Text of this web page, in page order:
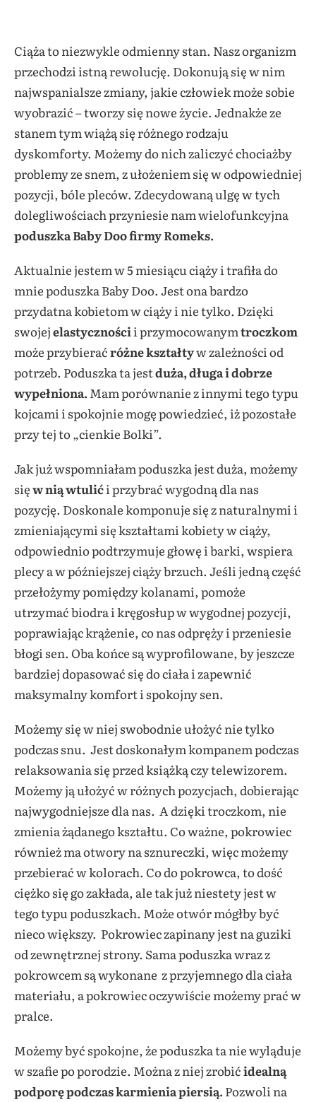
Ciąża to niezwykle odmienny stan. Nasz organizm
przechodzi istną rewolucję. Dokonują się w nim
najwspanialsze zmiany, jakie człowiek może sobie
wyobrazić – tworzy się nowe życie. Jednakże ze
stanem tym wiążą się różnego rodzaju
dyskomforty. Możemy do nich zaliczyć chociażby
problemy ze snem, z ułożeniem się w odpowiedniej
pozycji, bóle pleców. Zdecydowaną ulgę w tych
dolegliwościach przyniesie nam wielofunkcyjna
poduszka Baby Doo firmy Romeks.
Aktualnie jestem w 5 miesiącu ciąży i trafiła do
mnie poduszka Baby Doo. Jest ona bardzo
przydatna kobietom w ciąży i nie tylko. Dzięki
swojejelastycznościi przymocowanymtroczkom
może przybieraćróżne kształtyw zależności od
potrzeb. Poduszka ta jestduża, długa i dobrze
wypełniona. Mam porównanie z innymi tego typu
kojcami i spokojnie mogę powiedzieć, iż pozostałe
przy tej to „cienkie Bolki”.
Jak już wspomniałam poduszka jest duża, możemy
sięw nią wtulići przybrać wygodną dla nas
pozycję. Doskonale komponuje się z naturalnymi i
zmieniającymi się kształtami kobiety w ciąży,
odpowiednio podtrzymuje głowę i barki, wspiera
plecy a w późniejszej ciąży brzuch. Jeśli jedną część
przełożymy pomiędzy kolanami, pomoże
utrzymać biodra i kręgosłup w wygodnej pozycji,
poprawiając krążenie, co nas odpręży i przeniesie
błogi sen. Oba końce są wyprofilowane, by jeszcze
bardziej dopasować się do ciała i zapewnić
maksymalny komfort i spokojny sen.
Możemy się w niej swobodnie ułożyć nie tylko
podczas snu. Jest doskonałym kompanem podczas
relaksowania się przed książką czy telewizorem.
Możemy ją ułożyć w różnych pozycjach, dobierając
najwygodniejsze dla nas. A dzięki troczkom, nie
zmienia żądanego kształtu. Co ważne, pokrowiec
również ma otwory na sznureczki, więc możemy
przebierać w kolorach. Co do pokrowca, to dość
ciężko się go zakłada, ale tak już niestety jest w
tego typu poduszkach. Może otwór mógłby być
nieco większy. Pokrowiec zapinany jest na guziki
od zewnętrznej strony. Sama poduszka wraz z
pokrowcem są wykonane z przyjemnego dla ciała
materiału, a pokrowiec oczywiście możemy prać w
pralce.
Możemy być spokojne, że poduszka ta nie wyląduje
w szafie po porodzie. Można z niej zrobićidealną
podporę podczas karmienia piersią. Pozwoli na